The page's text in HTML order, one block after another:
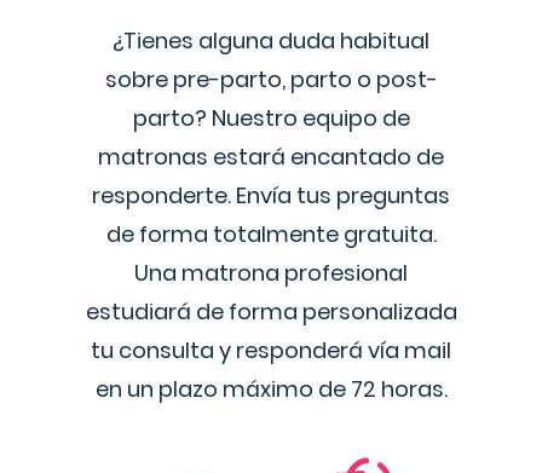
¿Tienes alguna duda habitual
sobre pre-parto, parto o post-
parto? Nuestro equipo de
matronas estará encantado de
responderte. Envía tus preguntas
de forma totalmente gratuita.
Una matrona profesional
estudiará de forma personalizada
tu consulta y responderá vía mail
en un plazo máximo de 72 horas.